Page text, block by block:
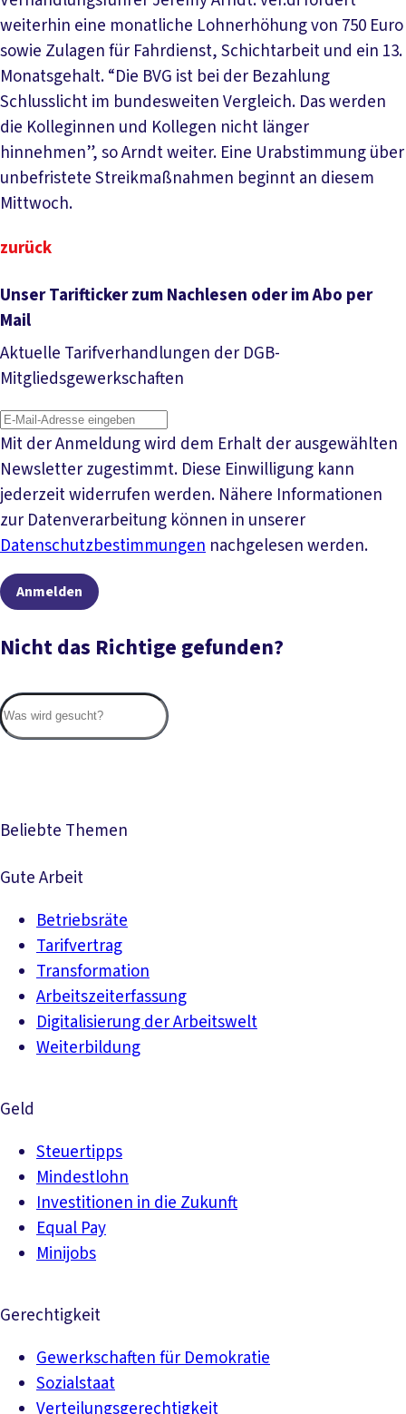
weiterhin eine monatliche Lohnerhöhung von 750 Euro
sowie Zulagen für Fahrdienst, Schichtarbeit und ein 13.
Monatsgehalt. “Die BVG ist bei der Bezahlung
Schlusslicht im bundesweiten Vergleich. Das werden
die Kolleginnen und Kollegen nicht länger
hinnehmen”, so Arndt weiter. Eine Urabstimmung über
unbefristete Streikmaßnahmen beginnt an diesem
Mittwoch.
zurück
Unser Tarifticker zum Nachlesen oder im Abo per
Mail
Aktuelle Tarifverhandlungen der DGB-
Mitgliedsgewerkschaften
Mit der Anmeldung wird dem Erhalt der ausgewählten
Newsletter zugestimmt. Diese Einwilligung kann
jederzeit widerrufen werden. Nähere Informationen
zur Datenverarbeitung können in unserer
Datenschutzbestimmungen nachgelesen werden.
Anmelden
Nicht das Richtige gefunden?
Beliebte Themen
Gute Arbeit
Betriebsräte
Tarifvertrag
Transformation
Arbeitszeiterfassung
Digitalisierung der Arbeitswelt
Weiterbildung
Geld
Steuertipps
Mindestlohn
Investitionen in die Zukunft
Equal Pay
Minijobs
Gerechtigkeit
Gewerkschaften für Demokratie
Sozialstaat
Verteilungsgerechtigkeit